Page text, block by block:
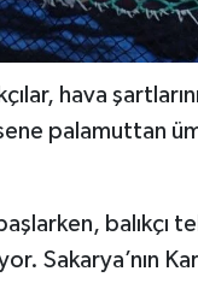
hava
palamuttan
balıkçı
Sakarya’nın